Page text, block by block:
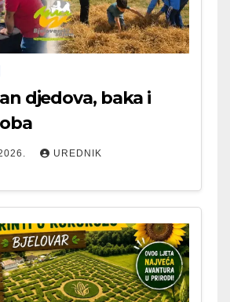
djedova, baka i
UREDNIK